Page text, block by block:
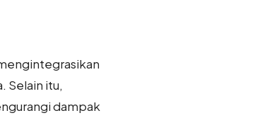
Selain itu,
dampak